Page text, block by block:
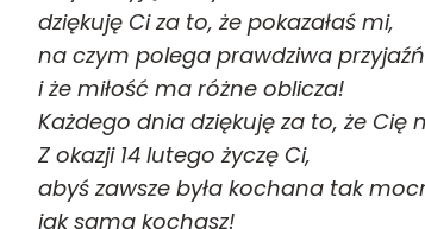
dziękuję Ci za to, że pokazałaś mi,
na czym polega prawdziwa przyjaźń
i że miłość ma różne oblicza!
Każdego dnia dziękuję za to, że Cię
Z okazji 14 lutego życzę Ci,
abyś zawsze była kochana tak
jak sama kochasz!